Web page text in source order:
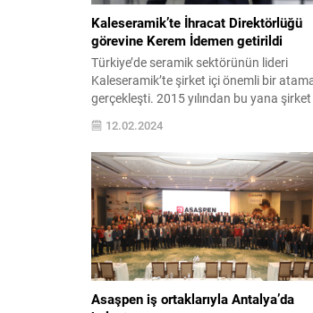
Kaleseramik’te İhracat Direktörlüğü
görevine Kerem İdemen getirildi
Türkiye’de seramik sektörünün lideri
Kaleseramik’te şirket içi önemli bir
gerçekleşti. 2015 yılından bu yana şirket
bünyesinde İhracat Müdürü olarak
çalışan seramik sektörünün deneyimli
ismi Kerem İdemen, Kaleseramik İhracat
Direktörlüğü görevine getirildi. 56
metrekare üretim kapasitesiyle
1’inci, Avrupa’nın 5’inci, dünyanın da
18’inci seramik kaplama malzemesi
üreticisi konumunda olan...
12.02.2024
Asaşpen iş ortaklarıyla Antalya’da